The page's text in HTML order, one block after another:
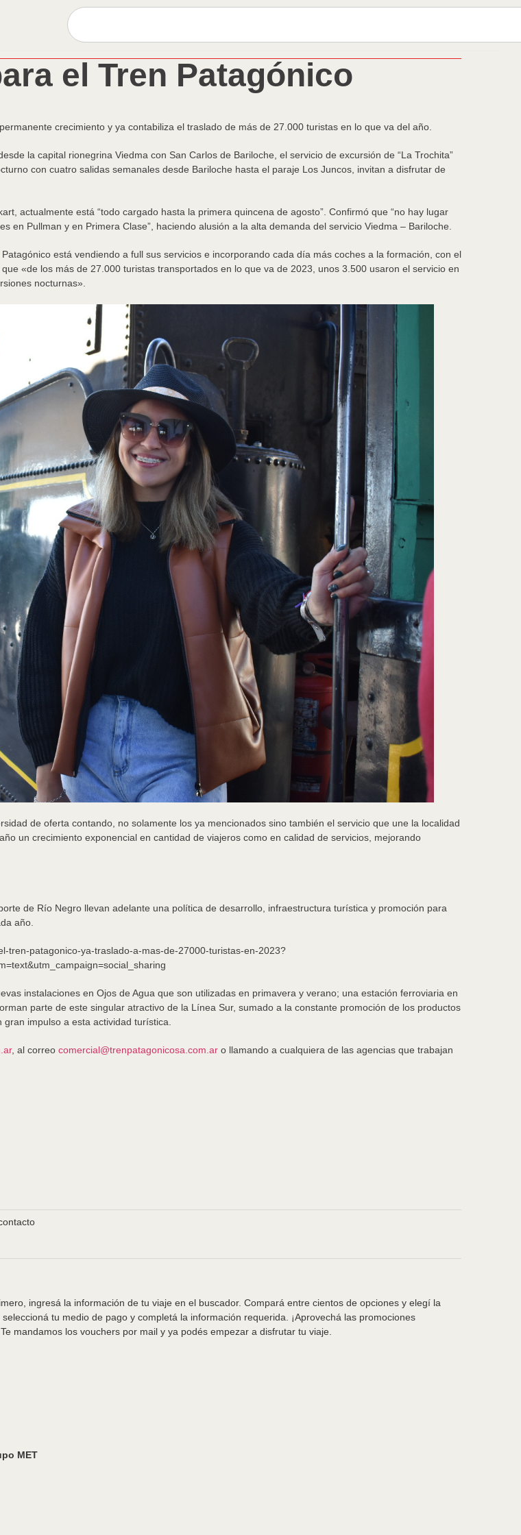
el Tren Patagónico
crecimiento y ya contabiliza el traslado de más de 27.000 turistas en lo que va del año.
la capital rionegrina Viedma con San Carlos de Bariloche, el servicio de excursión de “La Trochita”
con cuatro salidas semanales desde Bariloche hasta el paraje Los Juncos, invitan a disfrutar de
actualmente está “todo cargado hasta la primera quincena de agosto”. Confirmó que “no hay lugar
Pullman y en Primera Clase”, haciendo alusión a la alta demanda del servicio Viedma – Bariloche.
está vendiendo a full sus servicios e incorporando cada día más coches a la formación, con el
«de los más de 27.000 turistas transportados en lo que va de 2023, unos 3.500 usaron el servicio en
nocturnas».
de oferta contando, no solamente los ya mencionados sino también el servicio que une la localidad
un crecimiento exponencial en cantidad de viajeros como en calidad de servicios, mejorando
de Río Negro llevan adelante una política de desarrollo, infraestructura turística y promoción para
año.
tren-patagonico-ya-traslado-a-mas-de-27000-turistas-en-2023?
instalaciones en Ojos de Agua que son utilizadas en primavera y verano; una estación ferroviaria en
parte de este singular atractivo de la Línea Sur, sumado a la constante promoción de los productos
impulso a esta actividad turística.
, al correo comercial@trenpatagonicosa.com.ar o llamando a cualquiera de las agencias que trabajan
ingresá la información de tu viaje en el buscador. Compará entre cientos de opciones y elegí la
tu medio de pago y completá la información requerida. ¡Aprovechá las promociones
mandamos los vouchers por mail y ya podés empezar a disfrutar tu viaje.
MET